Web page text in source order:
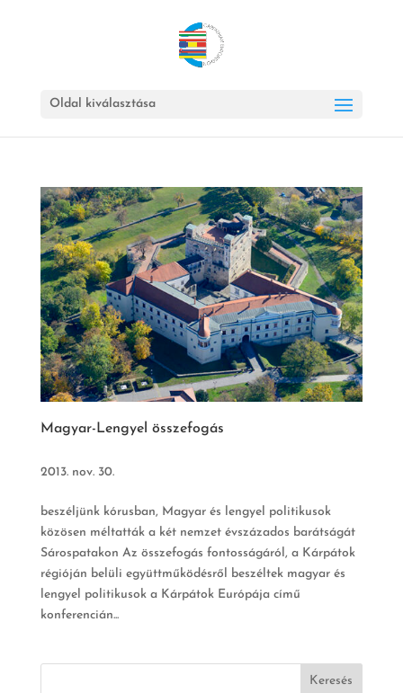
Oldal kiválasztása
Magyar-Lengyel összefogás
2013. nov. 30.
beszéljünk kórusban, Magyar és lengyel politikusok
közösen méltatták a két nemzet évszázados barátságát
Sárospatakon Az összefogás fontosságáról, a Kárpátok
régióján belüli együttműködésről beszéltek magyar és
lengyel politikusok a Kárpátok Európája című
konferencián...